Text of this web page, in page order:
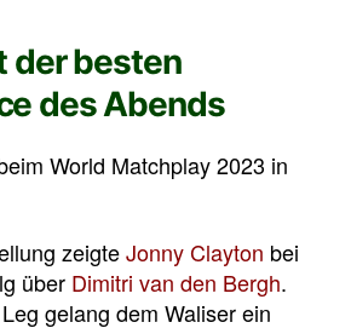
der besten
des Abends
zeigteJonny Clayton bei
über Dimitri van den Bergh.
gelang dem Waliser ein